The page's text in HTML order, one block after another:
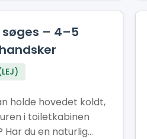
– 4–5
holde hovedet koldt,
i toiletkabinen
du en naturlig